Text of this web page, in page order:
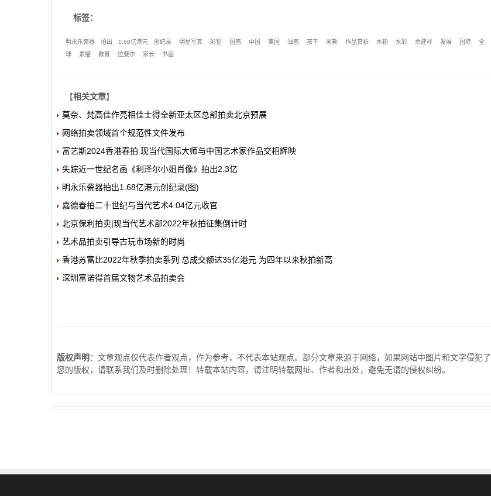
标签：
明永乐瓷器 拍出 1.68亿港元 创纪录 明星写真 彩铅 国画 中国 美国 油画 孩子 米勒 作品赏析 水粉 水彩 余建祥 发展 国际
全
球
素描 教育 拉斐尔 家长 书画
【相关文章】
莫奈、梵高佳作亮相佳士得全新亚太区总部拍卖北京预展
网络拍卖领域首个规范性文件发布
富艺斯2024香港春拍 现当代国际大师与中国艺术家作品交相辉映
失踪近一世纪名画《利泽尔小姐肖像》拍出2.3亿
明永乐瓷器拍出1.68亿港元创纪录(图)
嘉德春拍二十世纪与当代艺术4.04亿元收官
北京保利拍卖|现当代艺术部2022年秋拍征集倒计时
艺术品拍卖引导古玩市场新的时尚
香港苏富比2022年秋季拍卖系列 总成交额达35亿港元 为四年以来秋拍新高
深圳富诺得首届文物艺术品拍卖会
版权声明 ：文章观点仅代表作者观点，作为参考，不代表本站观点。部分文章来源于网络，如果网站中图片和文字侵犯了
您的版权，请联系我们及时删除处理！转载本站内容，请注明转载网址、作者和出处，避免无谓的侵权纠纷。